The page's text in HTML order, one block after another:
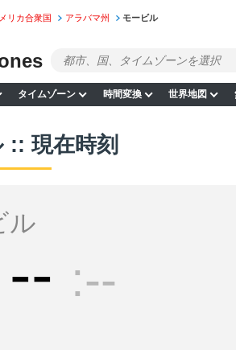
リカ合衆国 アラバマ州 モービル
タイムゾーン 時間変換 世界地図
:: 現在時刻
ル
-- --